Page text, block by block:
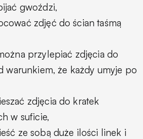
gwoździ,
zdjęć do ścian taśmą
przylepiać zdjęcia do
warunkiem, że każdy umyje po
zdjęcia do kratek
w suficie,
ze sobą duże ilości linek i